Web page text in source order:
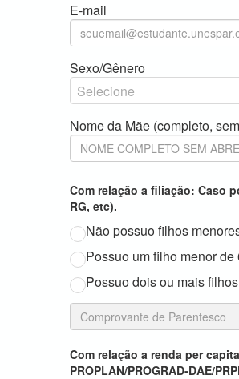
E-mail
Sexo/Gênero
Nome da Mãe (completo,
Com relação a filiação: Caso
RG, etc).
Não possuo filhos
Possuo um filho menor de
Possuo dois ou mais
Com relação a renda per
PROPLAN/PROGRAD-DAE/